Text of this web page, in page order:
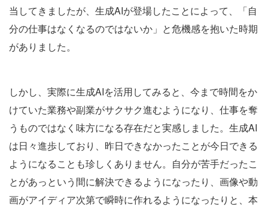
当してきましたが、生成AIが登場したことによって、「自
分の仕事はなくなるのではないか」と危機感を抱いた時期
がありました。
しかし、実際に生成AIを活用してみると、今まで時間をか
けていた業務や副業がサクサク進むようになり、仕事を奪
うものではなく味方になる存在だと実感しました。生成AI
は日々進歩しており、昨日できなかったことが今日できる
ようになることも珍しくありません。自分が苦手だったこ
とがあっという間に解決できるようになったり、画像や動
画がアイディア次第で瞬時に作れるようになったりと、本